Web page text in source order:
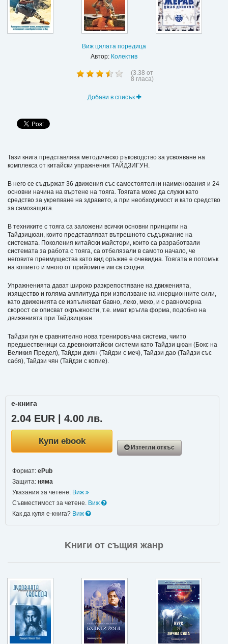
Виж цялата поредица
Автор: Колектив
(3.38 от
8 гласа)
Добави в списък
Тази книга представлява методическо ръководство за усвояване на
комплекса от китайски упражнения ТАЙДЗИГУН.
В него се съдържат 36 движения със самостоятелни наименования и 24
основни начина на въртене на тояга. Тоягата може да служи като
средство за укрепване на здравето, а при необходимост и като средство
за самозащита.
В техниките с тояга са заложени всички основни принципи на
Тайдзицюан, които представляват вътрешното съдържание на
системата. Поколения китайски майстори, които са разработвали
системата за работа с тояга, са отбелязали в самото начало, че
неговите преимущества като вид оръжие е очевидна. Тоягата е потомък
на копието и много от прийомите им са сходни.
Упражненията дават широко разкрепостяване на движенията,
изящество и голяма амплитуда при използване на инерционните сили,
като движенията се изпълняват бавно, леко, меко, и с равномерна
скорост се описват окръжности, т.е. имат кръгла форма, подобно на
движенията при Тайдзицюан.
Тайдзи гун е сравнително нова тренировъчна система, чиито
предшественици са древнокитайски системи като Тайдзи цюан (Бокс на
Великия Предел), Тайдзи джян (Тайдзи с меч), Тайдзи дао (Тайдзи със
сабя), Тайдзи чян (Тайдзи с копие).
е-книга
2.04 EUR | 4.00 лв.
Купи ebook
Изтегли откъс
Формат: ePub
Защита: няма
Указания за четене. Виж
Съвместимост за четене. Виж
Как да купя е-книга? Виж
Kниги от същия жанр